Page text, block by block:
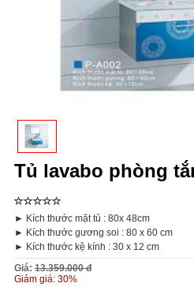
Tủ lavabo phòng
► Kích thước mặt tủ : 80x 48cm
► Kích thước gương soi : 80 x 60 cm
► Kích thước kệ kính : 30 x 12 cm
Giá: 13.359.000 đ
Giảm giá: 30%